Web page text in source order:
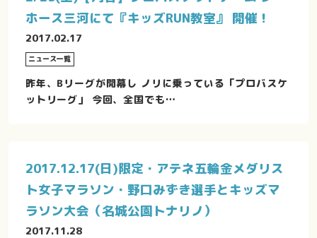
ホース三河にて『キッズRUN教室』 開催！
2017.02.17
ニュース一覧
昨年、Bリーグが開幕し ノリに乗っている「プロバスケ
ットリーグ」 今回、全国でも…
2017.12.17(日)限定・アテネ五輪金メダリス
ト女子マラソン・野口みずき選手とキッズマ
ラソン大会（名城公園トナリノ）
2017.11.28